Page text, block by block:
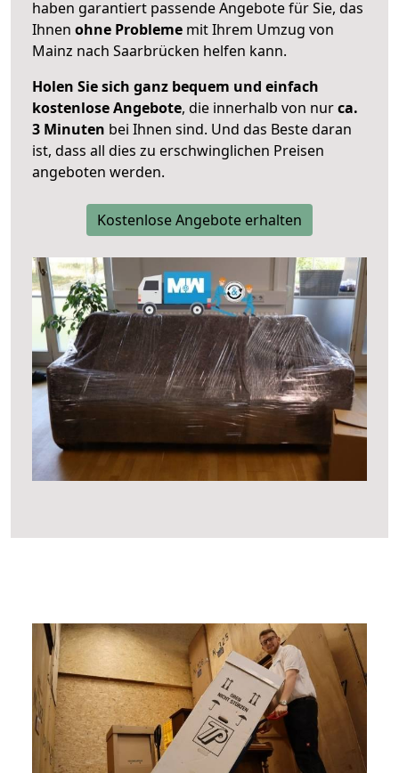
haben garantiert passende Angebote für Sie, das
Ihnen ohne Probleme mit Ihrem Umzug von
Mainz nach Saarbrücken helfen kann.
Holen Sie sich ganz bequem und einfach
kostenlose Angebote, die innerhalb von nurca.
3 Minuten bei Ihnen sind. Und das Beste daran
ist, dass all dies zu erschwinglichen Preisen
angeboten werden.
Kostenlose Angebote erhalten